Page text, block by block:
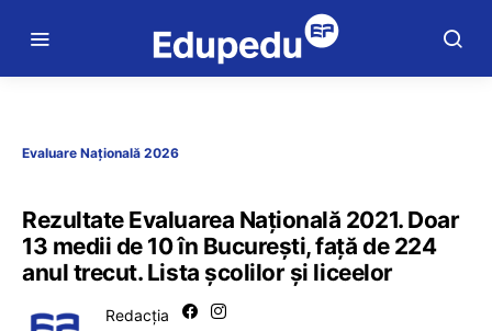
Evaluare Națională 2026
Rezultate Evaluarea Națională 2021. Doar
13 medii de 10 în București, față de 224
anul trecut. Lista școlilor și liceelor
Redacția